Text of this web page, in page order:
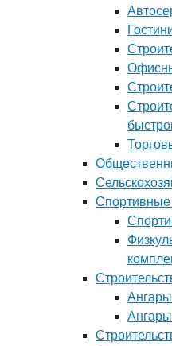
Спортивные